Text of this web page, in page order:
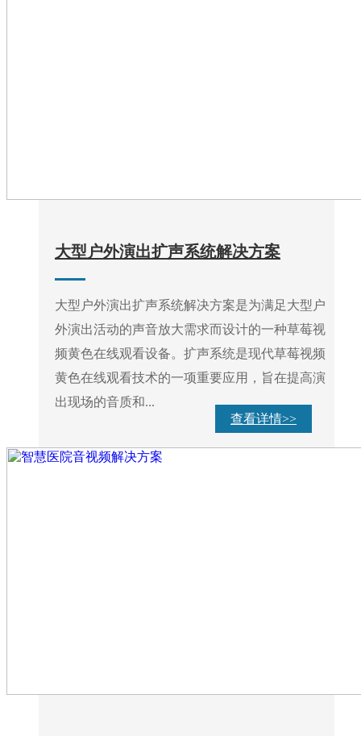
大型户外演出扩声系统解决方案
大型户外演出扩声系统解决方案是为满足大型户
外演出活动的声音放大需求而设计的一种草莓视
频黄色在线观看设备。扩声系统是现代草莓视频
黄色在线观看技术的一项重要应用，旨在提高演
出现场的音质和...
查看详情>>